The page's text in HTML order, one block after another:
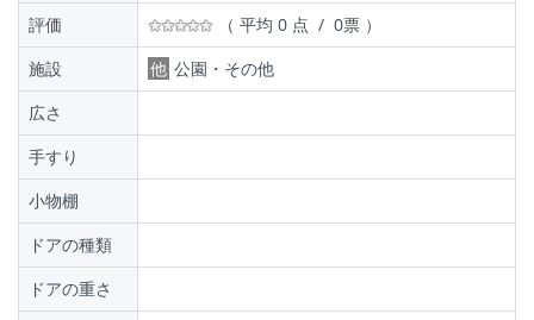
評価
（ 平均 0 点 / 0票 ）
施設
他 公園・その他
広さ
手すり
小物棚
ドアの種類
ドアの重さ